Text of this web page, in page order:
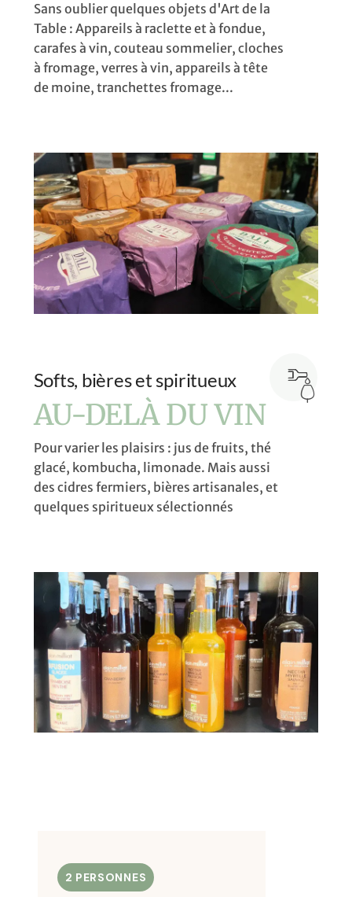
Sans oublier quelques objets d'Art de la
Table : Appareils à raclette et à fondue,
carafes à vin, couteau sommelier, cloches
à fromage, verres à vin, appareils à tête
de moine, tranchettes fromage...
Softs, bières et spiritueux
AU-DELÀ DU VIN
Pour varier les plaisirs : jus de fruits, thé
glacé, kombucha, limonade. Mais aussi
des cidres fermiers, bières artisanales, et
quelques spiritueux sélectionnés
2 PERSONNES